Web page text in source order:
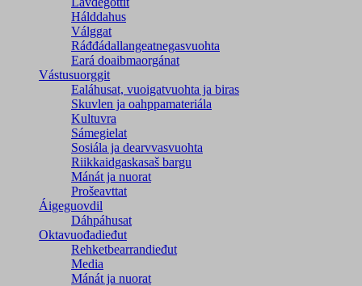
Hálddahus
Válggat
Ráđđádallangeatnegas­vuohta
Eará doaibmaorgánat
Vástusuorggit
Ealáhusat, vuoigatvuohta ja biras
Skuvlen ja oahppamateriála
Kultuvra
Sámegielat
Sosiála ja dearvvasvuohta
Riikkaidgaskasaš bargu
Mánát ja nuorat
Prošeavttat
Áigeguovdil
Dáhpáhusat
Oktavuođadieđut
Rehketbearrandieđut
Media
Mánát ja nuorat